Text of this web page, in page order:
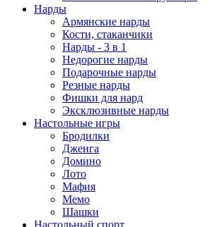
Нарды
Армянские нарды
Кости, стаканчики
Нарды - 3 в 1
Недорогие нарды
Подарочные нарды
Резные нарды
Фишки для нард
Эксклюзивные нарды
Настольные игры
Бродилки
Дженга
Домино
Лото
Мафия
Мемо
Шашки
Настольный спорт